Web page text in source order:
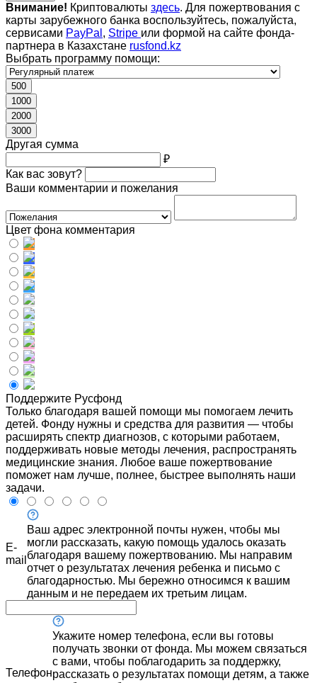
Внимание! Криптовалюты здесь. Для пожертвования с
карты зарубежного банка воспользуйтесь, пожалуйста,
сервисами PayPal , Stripe или формой на сайте фонда-
партнера в Казахстане rusfond.kz
Выбрать программу помощи:
500
1000
2000
3000
Другая сумма
₽
Как вас зовут?
Ваши комментарии и пожелания
Цвет фона комментария
Поддержите Русфонд
Только благодаря вашей помощи мы помогаем лечить
детей. Фонду нужны и средства для развития — чтобы
расширять спектр диагнозов, с которыми работаем,
поддерживать новые методы лечения, распространять
медицинские знания. Любое ваше пожертвование
поможет нам лучше, полнее, быстрее выполнять наши
задачи.
E-
mail
Ваш адрес электронной почты нужен, чтобы мы
могли рассказать, какую помощь удалось оказать
благодаря вашему пожертвованию. Мы направим
отчет о результатах лечения ребенка и письмо с
благодарностью. Мы бережно относимся к вашим
данным и не передаем их третьим лицам.
Телефон
Укажите номер телефона, если вы готовы
получать звонки от фонда. Мы можем связаться
с вами, чтобы поблагодарить за поддержку,
рассказать о результатах помощи детям, а также